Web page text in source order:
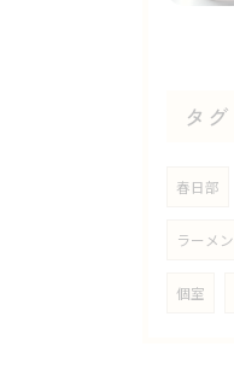
タグ
春日部
ラーメン
個室